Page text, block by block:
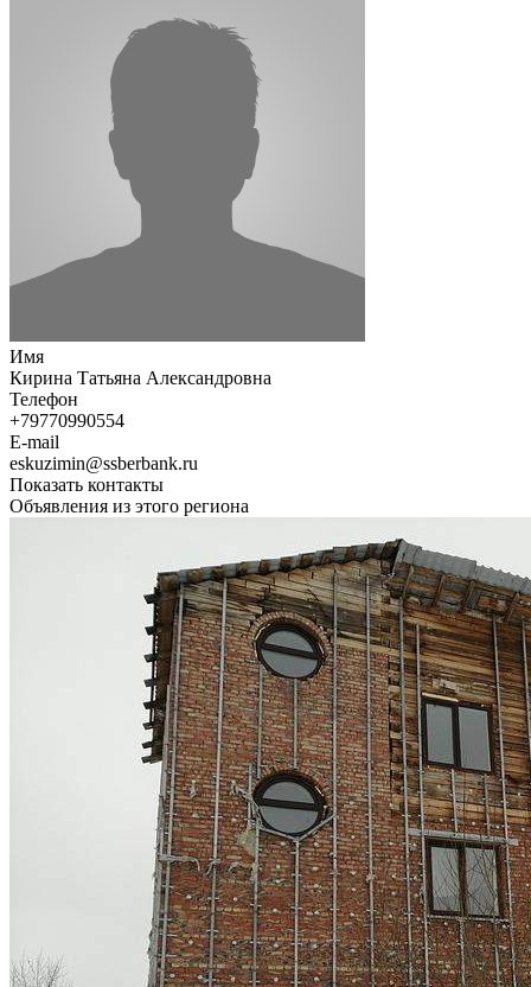
Имя
Кирина Татьяна Александровна
Телефон
+79770990554
E-mail
eskuzimin@ssberbank.ru
Показать контакты
Объявления из этого региона